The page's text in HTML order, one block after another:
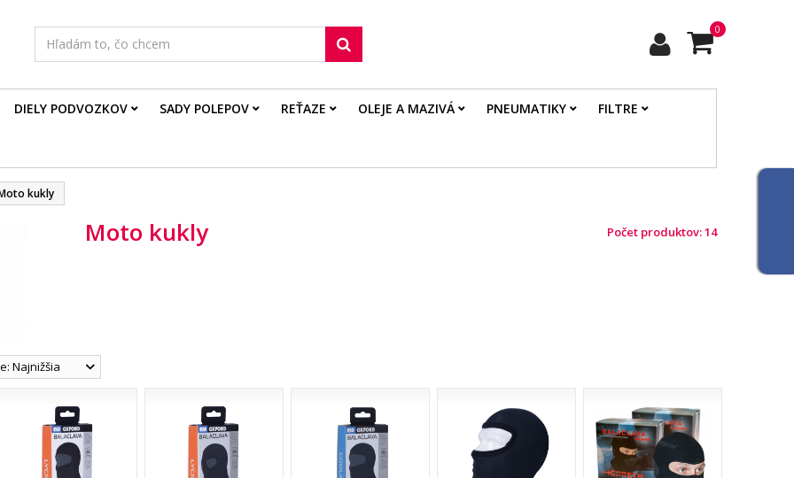
0
DIELY PODVOZKOV SADY POLEPOV REŤAZE OLEJE A MAZIVÁ PNEUMATIKY FILTRE
kukly
Moto kukly Počet produktov: 14
Najnižšia